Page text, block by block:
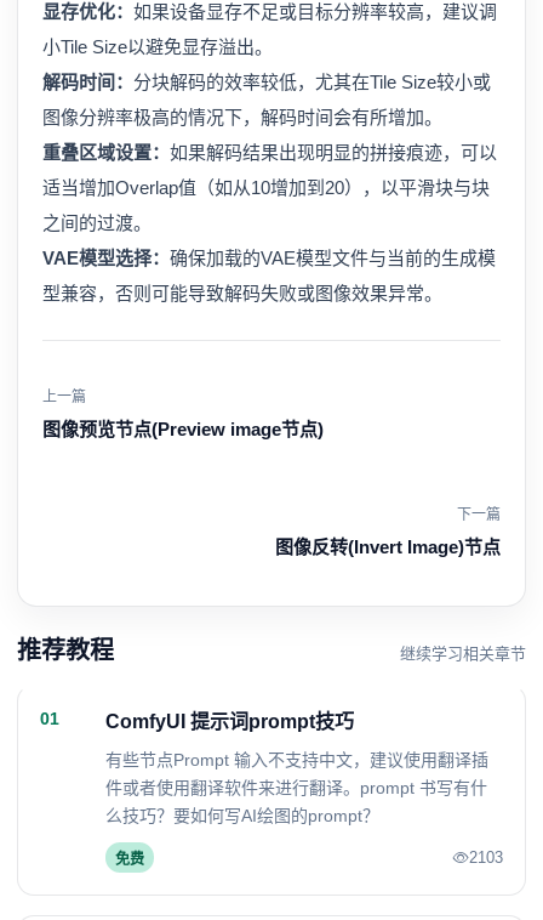
显存优化： 如果设备显存不足或目标分辨率较高，建议调
小Tile Size以避免显存溢出。
解码时间： 分块解码的效率较低，尤其在Tile Size较小或
图像分辨率极高的情况下，解码时间会有所增加。
重叠区域设置： 如果解码结果出现明显的拼接痕迹，可以
适当增加Overlap值（如从10增加到20），以平滑块与块
之间的过渡。
VAE模型选择： 确保加载的VAE模型文件与当前的生成模
型兼容，否则可能导致解码失败或图像效果异常。
上一篇
图像预览节点(Preview image节点)
下一篇
图像反转(Invert Image)节点
推荐教程 继续学习相关章节
01 ComfyUI 提示词prompt技巧
有些节点Prompt 输入不支持中文，建议使用翻译插
件或者使用翻译软件来进行翻译。prompt 书写有什
么技巧？要如何写AI绘图的prompt？
免费 2103